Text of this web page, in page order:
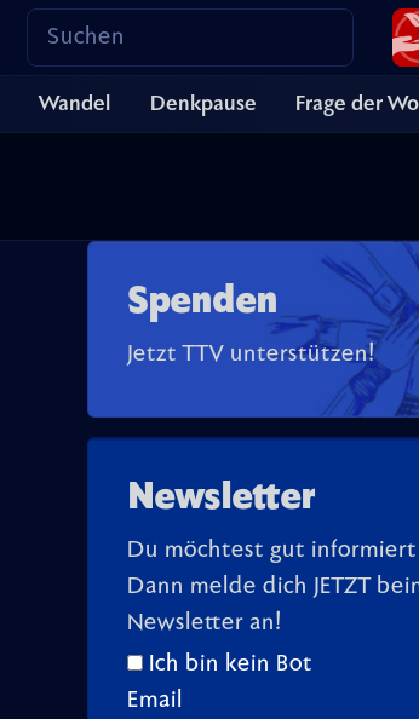
Wandel Denkpause Frage der
Spenden
Jetzt TTV unterstützen!
Newsletter
Du möchtest gut
Dann melde dich JETZT
Newsletter an!
Ich bin kein Bot
Email